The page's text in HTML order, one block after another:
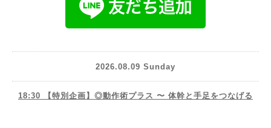
2026.08.09 Sunday
18:30 【特別企画】◎動作術プラス 〜 体幹と手足をつなげる